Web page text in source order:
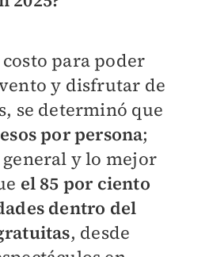
para poder
y disfrutar de
se determinó que
por persona;
general y lo mejor
el 85 por ciento
dentro del
, desde